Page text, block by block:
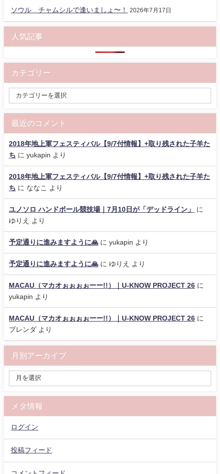
ソウル チャムシルで逢いましょ〜！ 2026年7月17日
人気記事
カテゴリー
最近のコメント
2018年地上軍フェスティバル【9/7付情報】+取り残された子羊た
ち に yukapin より
2018年地上軍フェスティバル【9/7付情報】+取り残された子羊た
ち に ななこ より
ユノソロ ハンドボール競技場｜7月10日が「デッドライン」
に
ゆりえ
より
予定通りに進みますように🙏 に yukapin より
予定通りに進みますように🙏 に ゆりえ より
MACAU（マカオぉぉぉぉーー!!）｜U-KNOW PROJECT 26 に
yukapin より
MACAU（マカオぉぉぉぉーー!!）｜U-KNOW PROJECT 26 に
ブレンダ より
月別アーカイブ
メタ情報
ログイン
投稿フィード